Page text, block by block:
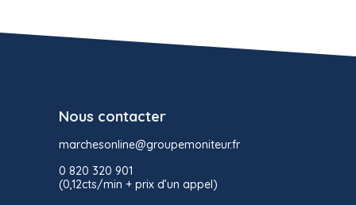
Nous contacter
marchesonline@groupemoniteur.fr
0 820 320 901
(0,12cts/min + prix d’un appel)